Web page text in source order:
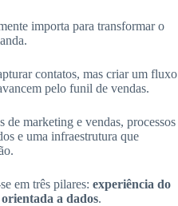
importa para transformar o
contatos, mas criar um fluxo
pelo funil de vendas.
de marketing e vendas, processos
e uma infraestrutura que
em três pilares: experiência do
a dados.